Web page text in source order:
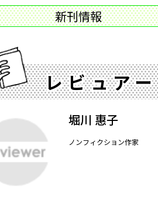
新刊情報
レビュアー
堀川 惠子
ノンフィクション作家